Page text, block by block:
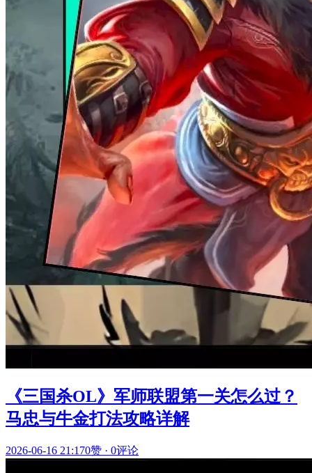
《三国杀OL》军师联盟第一关怎么过？
马忠与牛金打法攻略详解
2026-06-16 21:170赞 · 0评论